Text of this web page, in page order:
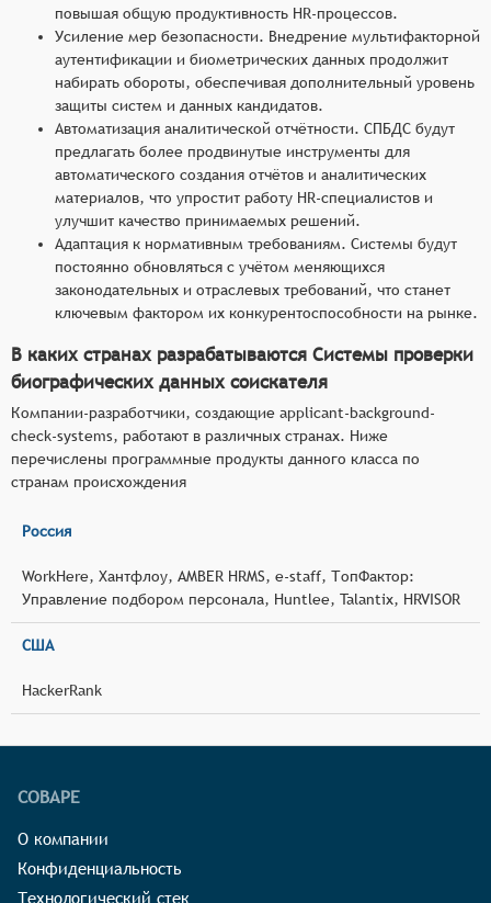
повышая общую продуктивность HR-процессов.
Усиление мер безопасности. Внедрение мультифакторной
аутентификации и биометрических данных продолжит
набирать обороты, обеспечивая дополнительный уровень
защиты систем и данных кандидатов.
Автоматизация аналитической отчётности. СПБДС будут
предлагать более продвинутые инструменты для
автоматического создания отчётов и аналитических
материалов, что упростит работу HR-специалистов и
улучшит качество принимаемых решений.
Адаптация к нормативным требованиям. Системы будут
постоянно обновляться с учётом меняющихся
законодательных и отраслевых требований, что станет
ключевым фактором их конкурентоспособности на рынке.
В каких странах разрабатываются Системы проверки
биографических данных соискателя
Компании-разработчики, создающие applicant-background-
check-systems, работают в различных странах. Ниже
перечислены программные продукты данного класса по
странам происхождения
Россия
WorkHere, Хантфлоу, AMBER HRMS, e-staff, ТопФактор:
Управление подбором персонала, Huntlee, Talantix, HRVISOR
США
HackerRank
СОВАРЕ
О компании
Конфиденциальность
Технологический стек